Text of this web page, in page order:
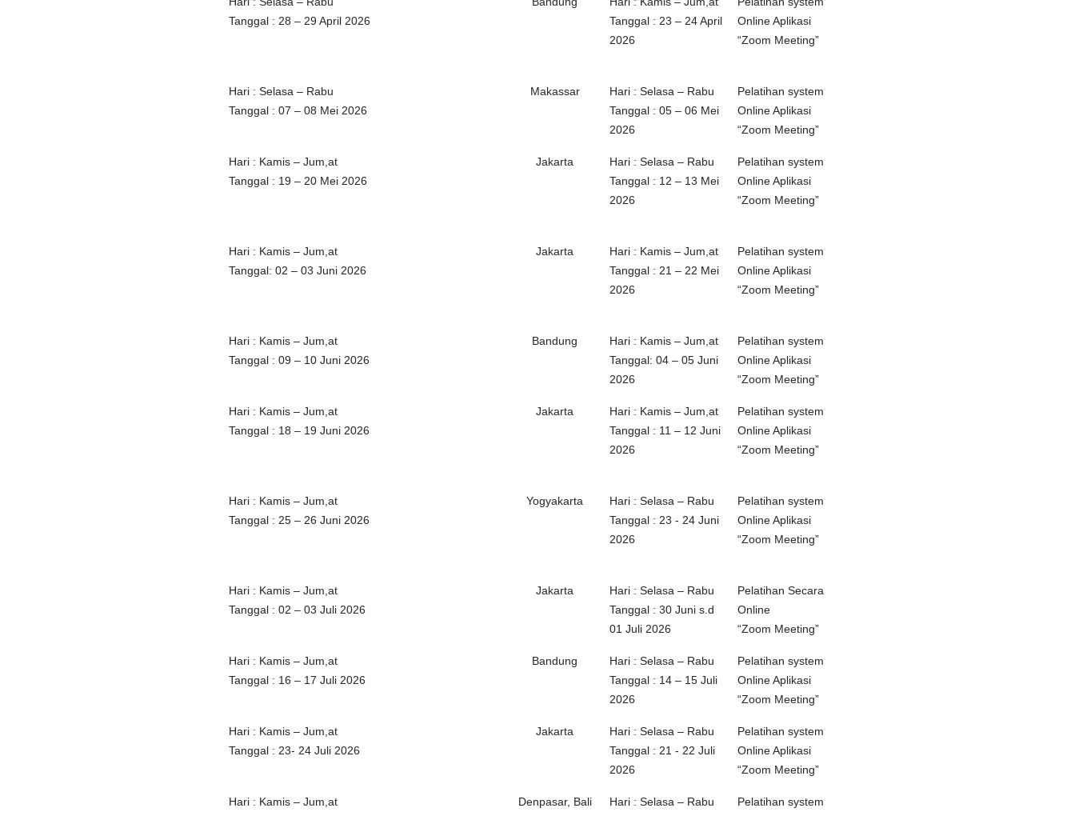
Tanggal : 28 – 29 April 2026
Tanggal : 23 – 24 April
2026
Online Aplikasi
“Zoom Meeting”
Hari : Selasa – Rabu
Tanggal : 07 – 08 Mei 2026
Makassar
Hari : Selasa – Rabu
Tanggal : 05 – 06 Mei
2026
Pelatihan system
Online Aplikasi
“Zoom Meeting”
Hari : Kamis – Jum,at
Tanggal : 19 – 20 Mei 2026
Jakarta
Hari : Selasa – Rabu
Tanggal : 12 – 13 Mei
2026
Pelatihan system
Online Aplikasi
“Zoom Meeting”
Hari : Kamis – Jum,at
Tanggal: 02 – 03 Juni 2026
Jakarta
Hari : Kamis – Jum,at
Tanggal : 21 – 22 Mei
2026
Pelatihan system
Online Aplikasi
“Zoom Meeting”
Hari : Kamis – Jum,at
Tanggal : 09 – 10 Juni 2026
Bandung
Hari : Kamis – Jum,at
Tanggal: 04 – 05 Juni
2026
Pelatihan system
Online Aplikasi
“Zoom Meeting”
Hari : Kamis – Jum,at
Tanggal : 18 – 19 Juni 2026
Jakarta
Hari : Kamis – Jum,at
Tanggal : 11 – 12 Juni
2026
Pelatihan system
Online Aplikasi
“Zoom Meeting”
Hari : Kamis – Jum,at
Tanggal : 25 – 26 Juni 2026
Yogyakarta
Hari : Selasa – Rabu
Tanggal : 23 - 24 Juni
2026
Pelatihan system
Online Aplikasi
“Zoom Meeting”
Hari : Kamis – Jum,at
Tanggal : 02 – 03 Juli 2026
Jakarta
Hari : Selasa – Rabu
Tanggal : 30 Juni s.d
01 Juli 2026
Pelatihan Secara
Online
“Zoom Meeting”
Hari : Kamis – Jum,at
Tanggal : 16 – 17 Juli 2026
Bandung
Hari : Selasa – Rabu
Tanggal : 14 – 15 Juli
2026
Pelatihan system
Online Aplikasi
“Zoom Meeting”
Hari : Kamis – Jum,at
Tanggal : 23- 24 Juli 2026
Jakarta
Hari : Selasa – Rabu
Tanggal : 21 - 22 Juli
2026
Pelatihan system
Online Aplikasi
“Zoom Meeting”
Hari : Kamis – Jum,at
Denpasar, Bali
Hari : Selasa – Rabu
Pelatihan system